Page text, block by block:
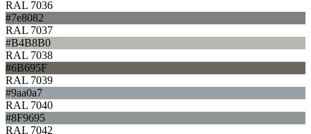
RAL 7036
#7e8082
RAL 7037
#B4B8B0
RAL 7038
#6B695F
RAL 7039
#9aa0a7
RAL 7040
#8F9695
RAL 7042